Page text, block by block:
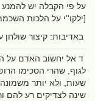
על פי הקבלה יש להמנע
[ילקו''י על הלכות
באדיבות: קיצור שולחן
ד אל יחשוב האדם על
לגוף, שהרי הסכימו
שעות, ולא יותר
שינה לצדיקים רע להם